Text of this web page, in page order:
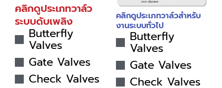
คลิกดูประเภทวาล์ว
ระบบดับเพลิง
Butterfly
Valves
Gate Valves
Check Valves
คลิกดูประเภทวาล์วสำหรับ
งานระบบทั่วไป
Butterfly
Valves
Gate Valves
Check Valves